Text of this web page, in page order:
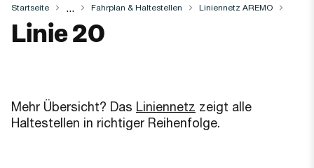
Startseite ... Fahrplan & Haltestellen Liniennetz AREMO
Linie20
Mehr Übersicht? Das Liniennetz zeigt alle
Haltestellen in richtiger Reihenfolge.